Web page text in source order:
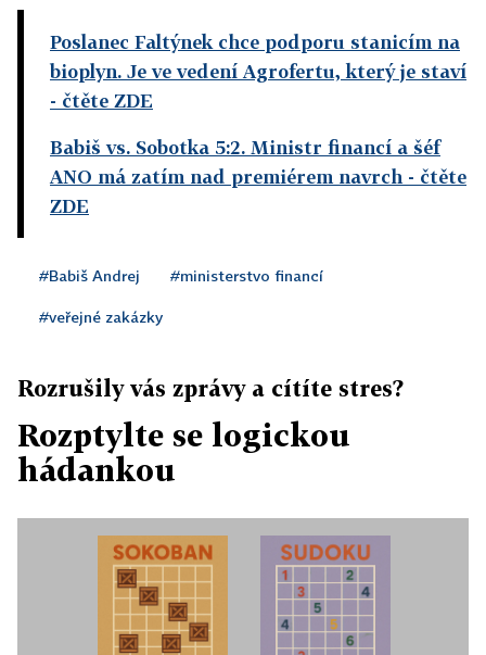
Poslanec Faltýnek chce podporu stanicím na
bioplyn. Je ve vedení Agrofertu, který je staví
- čtěte ZDE
Babiš vs. Sobotka 5:2. Ministr financí a šéf
ANO má zatím nad premiérem navrch - čtěte
ZDE
#Babiš Andrej #ministerstvo financí
#veřejné zakázky
Rozrušily vás zprávy a cítíte stres?
Rozptylte se logickou
hádankou